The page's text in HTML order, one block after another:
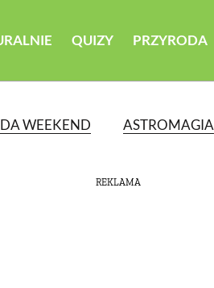
QUIZY PRZYRODA
WEEKEND ASTROMAGIA
REKLAMA